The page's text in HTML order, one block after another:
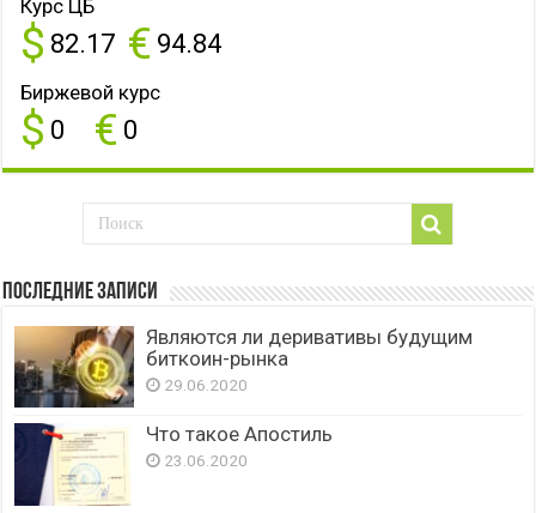
Курс ЦБ
$ 82.17 € 94.84
Биржевой курс
$ 0 € 0
Последние записи
Являются ли деривативы будущим
биткоин-рынка
29.06.2020
Что такое Апостиль
23.06.2020